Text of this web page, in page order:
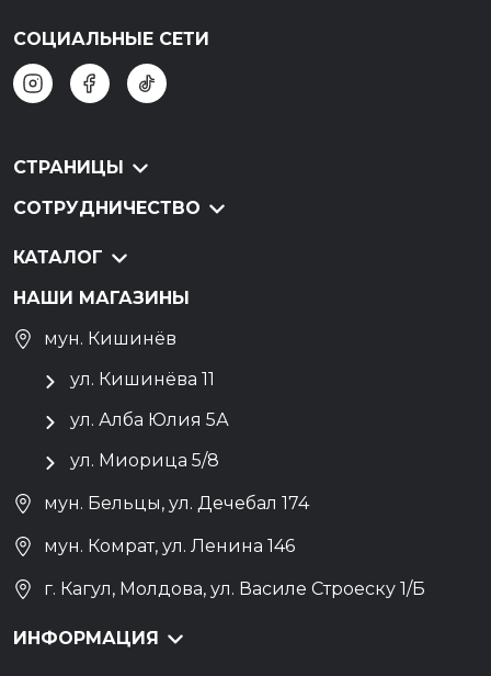
СОЦИАЛЬНЫЕ СЕТИ
СТРАНИЦЫ
СОТРУДНИЧЕСТВО
КАТАЛОГ
НАШИ МАГАЗИНЫ
мун. Кишинёв
ул. Кишинёва 11
ул. Алба Юлия 5А
ул. Миорица 5/8
мун. Бельцы, ул. Дечебал 174
мун. Комрат, ул. Ленина 146
г. Кагул, Молдова, ул. Василе Строеску 1/Б
ИНФОРМАЦИЯ